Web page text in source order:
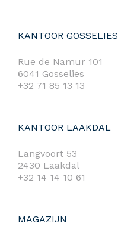
KANTOOR GOSSELIES
Rue de Namur 101
6041 Gosselies
+32 71 85 13 13
KANTOOR LAAKDAL
Langvoort 53
2430 Laakdal
+32 14 14 10 61
MAGAZIJN